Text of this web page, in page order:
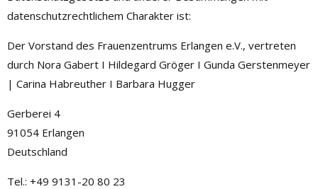
datenschutzrechtlichem Charakter ist:
Der Vorstand des Frauenzentrums Erlangen e.V., vertreten
durch Nora Gabert I Hildegard Gröger I Gunda Gerstenmeyer
| Carina Habreuther I Barbara Hugger
Gerberei 4
91054 Erlangen
Deutschland
Tel.: +49 9131-20 80 23